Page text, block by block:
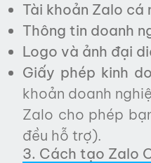
Tài khoản Zalo cá
Thông tin doanh
Logo và ảnh đại
Giấy phép kinh
khoản doanh
Zalo cho phép
đều hỗ trợ).
3. Cách tạo Zalo